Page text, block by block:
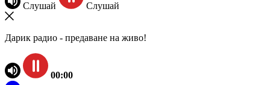
Слушай Слушай
Дарик радио - предаване на живо!
00:00